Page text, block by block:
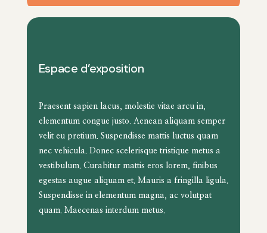
Espace d’exposition
Praesent sapien lacus, molestie vitae arcu in,
elementum congue justo. Aenean aliquam semper
velit eu pretium. Suspendisse mattis luctus quam
nec vehicula. Donec scelerisque tristique metus a
vestibulum. Curabitur mattis eros lorem, finibus
egestas augue aliquam et. Mauris a fringilla ligula.
Suspendisse in elementum magna, ac volutpat
quam. Maecenas interdum metus.